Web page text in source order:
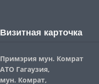
Визитная карточка
Примэрия мун. Комрат
АТО Гагаузия,
мун. Комрат,